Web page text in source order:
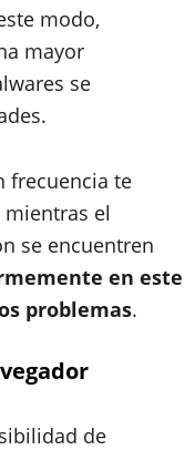
modo,
mayor
se
frecuencia te
el
se encuentren
en este
problemas.
de